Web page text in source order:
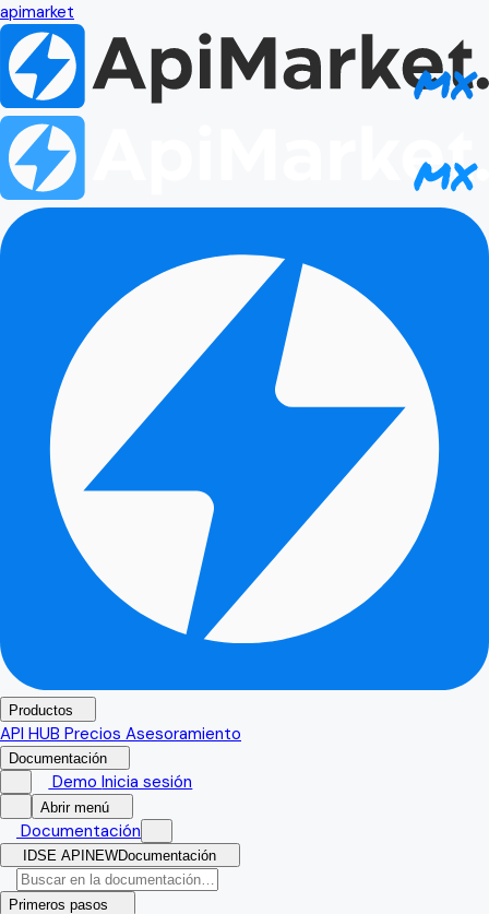
apimarket
Productos
API HUB Precios Asesoramiento
Documentación
DemoInicia sesión
Abrir menú
Documentación
IDSE API NEWDocumentación
Primeros pasos